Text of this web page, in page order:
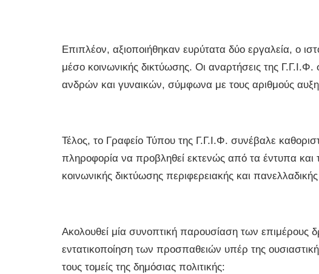
Επιπλέον, αξιοποιήθηκαν ευρύτατα δύο εργαλεία, ο
μέσο κοινωνικής δικτύωσης. Οι αναρτήσεις της
ανδρών και γυναικών, σύμφωνα με τους αριθμούς
Τέλος, το Γραφείο Τύπου της Γ.Γ.Ι.Φ. συνέβαλε
πληροφορία να προβληθεί εκτενώς από τα έντυπα και
κοινωνικής δικτύωσης περιφερειακής και
Ακολουθεί μία συνοπτική παρουσίαση των
εντατικοποίηση των προσπαθειών υπέρ της
τους τομείς της δημόσιας πολιτικής: